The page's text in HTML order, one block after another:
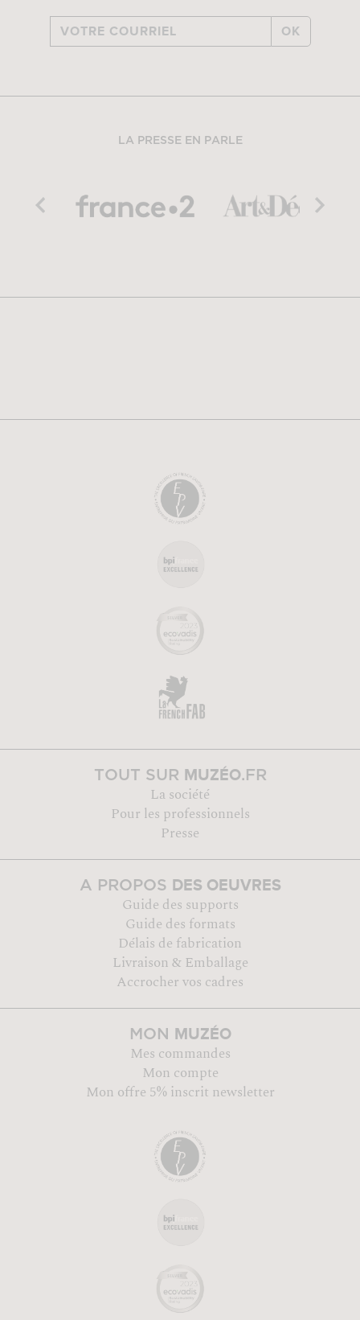
OK
LA PRESSE EN PARLE
TOUT SUR MUZÉO.FR
La société
Pour les professionnels
Presse
A PROPOS DES OEUVRES
Guide des supports
Guide des formats
Délais de fabrication
Livraison & Emballage
Accrocher vos cadres
MON MUZÉO
Mes commandes
Mon compte
Mon offre 5% inscrit newsletter